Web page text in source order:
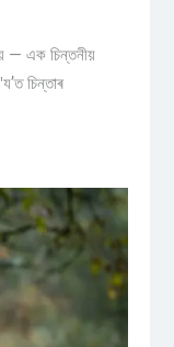
— এক চিন্তনীয়
চিন্তাৰ